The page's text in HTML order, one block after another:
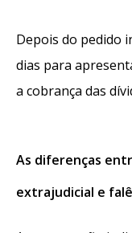
Depois do pedido
dias para
a cobrança das
As diferenças
extrajudicial e